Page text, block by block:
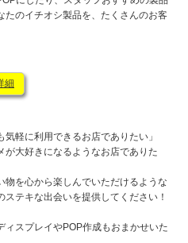
たのイチオシ製品を、たくさんのお客
細
気軽に利用できるお店でありたい」
が大好きになるようなお店でありた
物を心から楽しんでいただけるような
テキな出会いを提供してください！
ィスプレイやPOP作成もおまかせいた